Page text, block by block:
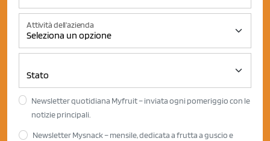
Attività dell'azienda
Newsletter quotidiana Myfruit – inviata ogni pomeriggio con le
notizie principali.
Newsletter Mysnack – mensile, dedicata a frutta a guscio e